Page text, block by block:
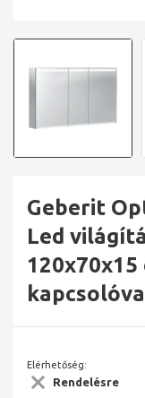
Geberit
Led
120x70x15
Elérhetőség:
Rendelésre